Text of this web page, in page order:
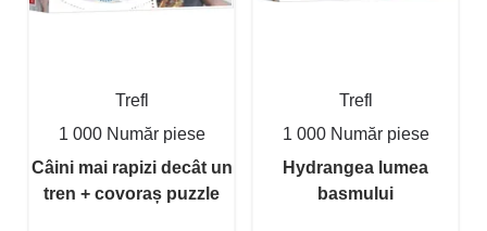
Trefl
1 000 Număr piese
Câini mai rapizi decât un
tren + covoraș puzzle
Trefl
1 000 Număr piese
Hydrangea lumea
basmului